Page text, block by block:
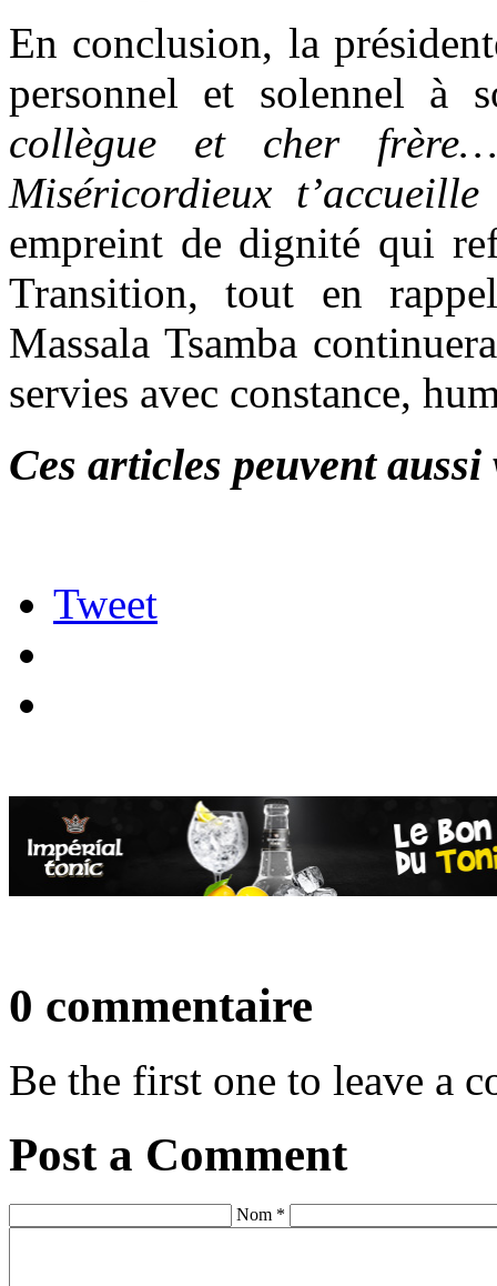
En conclusion, la
personnel et solennel
collègue et cher
Miséricordieux
empreint de dignité qui
Transition, tout en
Massala Tsamba
servies avec constance,
Ces articles peuvent
Tweet
0 commentaire
Be the first one to leave a
Post a Comment
Nom *